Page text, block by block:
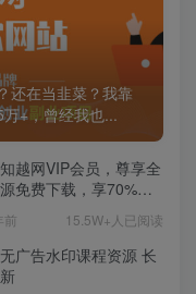
还在当韭菜？我靠
+，曾经我也...
越网VIP会员，尊享全
免费下载，享70%的
前 15.5W+人已阅读
广告水印课程资源 长